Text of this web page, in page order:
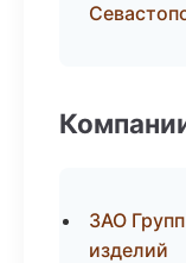
ЗАО
изделий